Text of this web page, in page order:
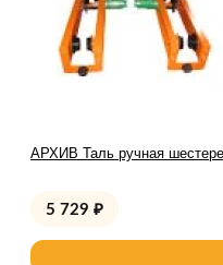
АРХИВ Таль ручная
5 729 ₽